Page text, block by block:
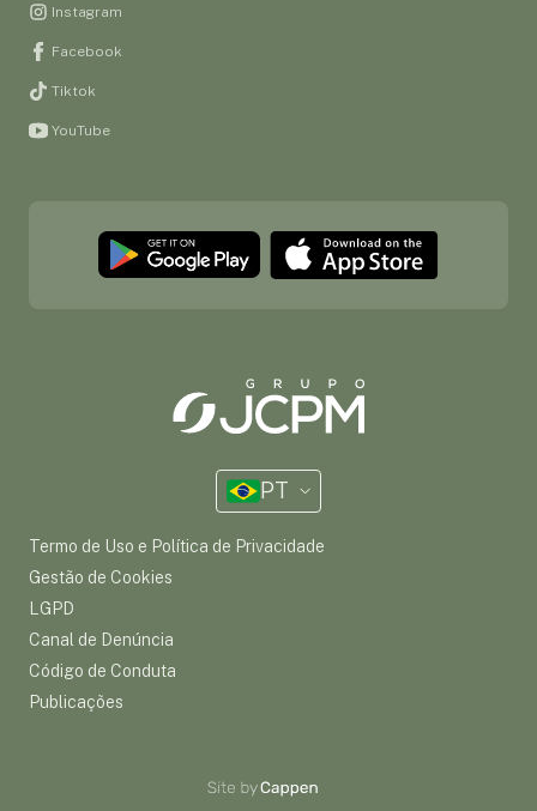
Instagram
Facebook
Tiktok
YouTube
PT
Termo de Uso e Política de Privacidade
Gestão de Cookies
LGPD
Canal de Denúncia
Código de Conduta
Publicações